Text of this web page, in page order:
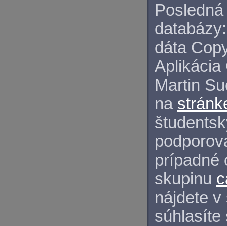
databázy:
dáta
Aplikácia
Martin
na
prípadné
skupinu
nájdete